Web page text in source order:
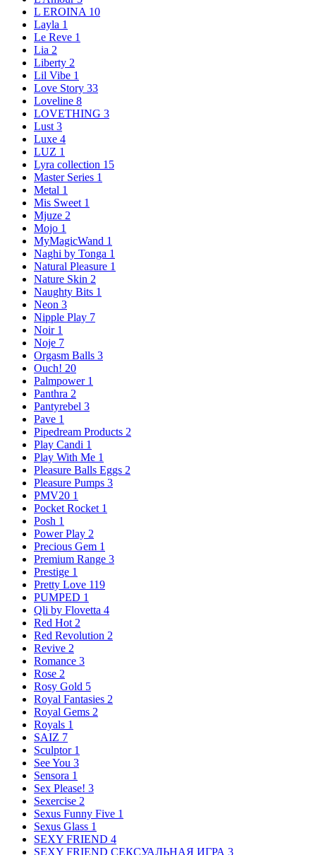
L EROINA 10
Layla 1
Le Reve 1
Lia 2
Liberty 2
Lil Vibe 1
Love Story 33
Loveline 8
LOVETHING 3
Lust 3
Luxe 4
LUZ 1
Lyra collection 15
Master Series 1
Metal 1
Mis Sweet 1
Mjuze 2
Mojo 1
MyMagicWand 1
Naghi by Tonga 1
Natural Pleasure 1
Nature Skin 2
Naughty Bits 1
Neon 3
Nipple Play 7
Noir 1
Noje 7
Orgasm Balls 3
Ouch! 20
Palmpower 1
Panthra 2
Pantyrebel 3
Pave 1
Pipedream Products 2
Play Candi 1
Play With Me 1
Pleasure Balls Eggs 2
Pleasure Pumps 3
PMV20 1
Pocket Rocket 1
Posh 1
Power Play 2
Precious Gem 1
Premium Range 3
Prestige 1
Pretty Love 119
PUMPED 1
Qli by Flovetta 4
Red Hot 2
Red Revolution 2
Revive 2
Romance 3
Rose 2
Rosy Gold 5
Royal Fantasies 2
Royal Gems 2
Royals 1
SAIZ 7
Sculptor 1
See You 3
Sensora 1
Sex Please! 3
Sexercise 2
Sexus Funny Five 1
Sexus Glass 1
SEXY FRIEND 4
SEXY FRIEND СЕКСУАЛЬНАЯ ИГРА 3